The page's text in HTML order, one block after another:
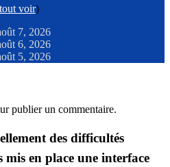
tout voir)
7, 2026
6, 2026
5, 2026
publier un commentaire.
des difficultés
mis en place une interface